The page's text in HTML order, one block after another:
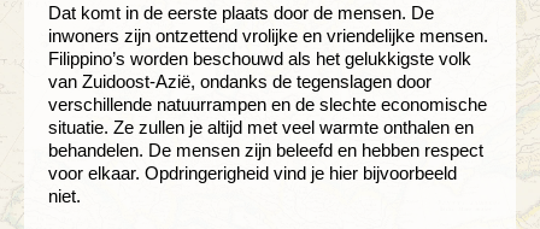
Dat komt in de eerste plaats door de mensen. De
inwoners zijn ontzettend vrolijke en vriendelijke mensen.
Filippino’s worden beschouwd als het gelukkigste volk
van Zuidoost-Azië, ondanks de tegenslagen door
verschillende natuurrampen en de slechte economische
situatie. Ze zullen je altijd met veel warmte onthalen en
behandelen. De mensen zijn beleefd en hebben respect
voor elkaar. Opdringerigheid vind je hier bijvoorbeeld
niet.